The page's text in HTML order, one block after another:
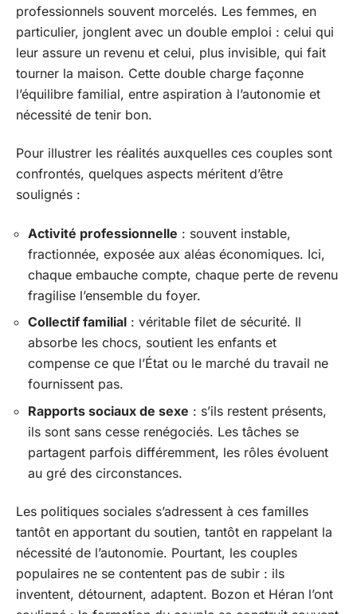
professionnels souvent morcelés. Les femmes, en
particulier, jonglent avec un double emploi : celui qui
leur assure un revenu et celui, plus invisible, qui fait
tourner la maison. Cette double charge façonne
l’équilibre familial, entre aspiration à l’autonomie et
nécessité de tenir bon.
Pour illustrer les réalités auxquelles ces couples sont
confrontés, quelques aspects méritent d’être
soulignés :
Activité professionnelle : souvent instable,
fractionnée, exposée aux aléas économiques. Ici,
chaque embauche compte, chaque perte de revenu
fragilise l’ensemble du foyer.
Collectif familial : véritable filet de sécurité. Il
absorbe les chocs, soutient les enfants et
compense ce que l’État ou le marché du travail ne
fournissent pas.
Rapports sociaux de sexe : s’ils restent présents,
ils sont sans cesse renégociés. Les tâches se
partagent parfois différemment, les rôles évoluent
au gré des circonstances.
Les politiques sociales s’adressent à ces familles
tantôt en apportant du soutien, tantôt en rappelant la
nécessité de l’autonomie. Pourtant, les couples
populaires ne se contentent pas de subir : ils
inventent, détournent, adaptent. Bozon et Héran l’ont